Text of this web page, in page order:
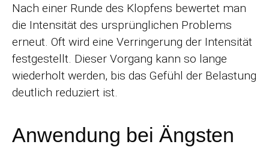
Nach einer Runde des Klopfens bewertet man
die Intensität des ursprünglichen Problems
erneut. Oft wird eine Verringerung der Intensität
festgestellt. Dieser Vorgang kann so lange
wiederholt werden, bis das Gefühl der Belastung
deutlich reduziert ist.
Anwendung bei Ängsten